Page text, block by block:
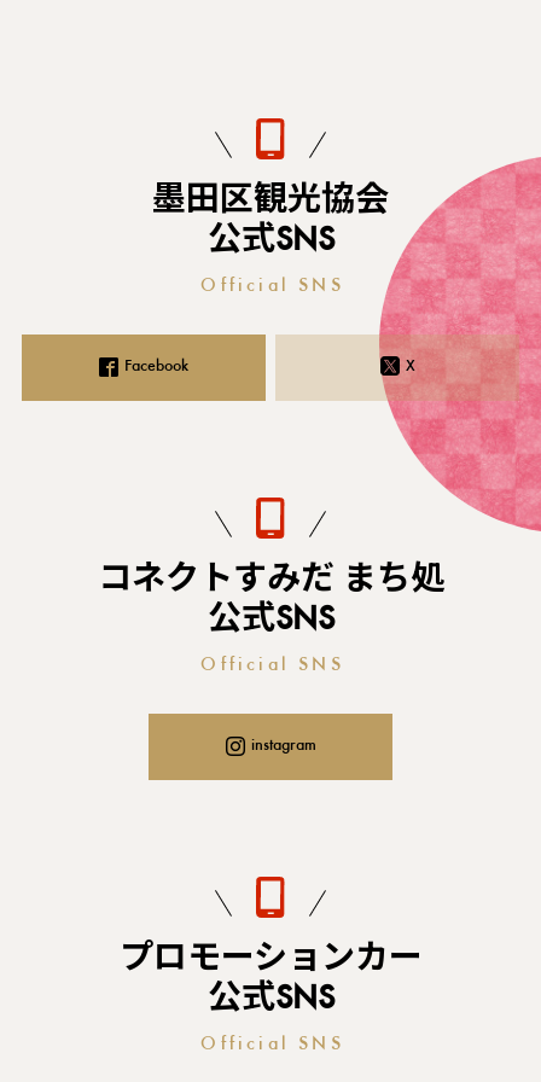
墨田区観光協会
公式SNS
Official SNS
Facebook X
コネクトすみだ まち処
公式SNS
Official SNS
instagram
プロモーションカー
公式SNS
Official SNS